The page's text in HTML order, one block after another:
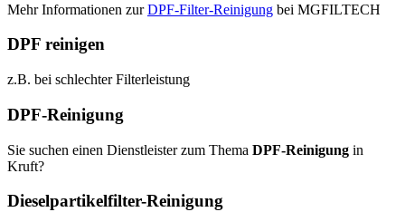
Mehr Informationen zurDPF-Filter-Reinigung bei MGFILTECH
DPF reinigen
z.B. bei schlechter Filterleistung
DPF-Reinigung
Sie suchen einen Dienstleister zum Thema DPF-Reinigung in
Kruft?
Dieselpartikelfilter-Reinigung